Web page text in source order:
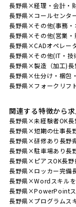
長野県×経理・会計・
長野県×コールセンタ
長野県×その他(事務・
長野県×その他(営業・
長野県×CADオペレー
長野県×その他(IT・技
長野県×製造（加工)
長野県×仕分け・梱包
長野県×フォークリフ
関連する特徴から
長野県×未経験者OK
長野県×短期の仕事長
長野県×研修あり 長野
長野県×駐車場あり長
長野県×ピアスOK長
長野県×ロッカー完備
長野県×Wordスキル
長野県×PowerPoint
長野県×プログラムス